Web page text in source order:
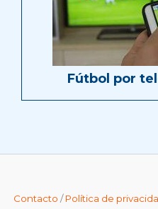
Fútbol por
Contacto /Política de